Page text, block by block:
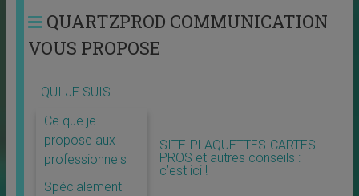
QUARTZPROD COMMUNICATION
VOUS PROPOSE
QUI JE SUIS
Ce que je
propose aux
professionnels
Spécialement
SITE-PLAQUETTES-CARTES
PROS et autres conseils :
c’est ici !